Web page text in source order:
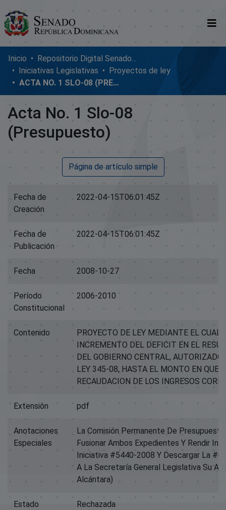
Comunidades
Glosario
Nosotros
Inicio
Repositorio Digital SenadoRD
Iniciativas Legislativas
Proyectos de ley
ACTA NO. 1 SLO-08 (PRESUPUESTO)
Acta No. 1 Slo-08
(Presupuesto)
Página de artículo simple
Fecha de
Creación
2022-04-15T06:01:45Z
Fecha de
Publicación
2022-04-15T06:01:45Z
Fecha 2008-10-27
Período
Constitucional
2006-2010
Contenido
PROYECTO DE LEY MEDIANTE EL CUAL
INCREMENTO DEL DEFICIT EN EL
DEL GOBIERNO CENTRAL,
LEY 345-08, HASTA EL MONTO EN QUE
RECAUDACION DE LOS INGRESOS
Extensión pdf
Anotaciones
Especiales
La Comisión Permanente De
Fusionar Ambos Expedientes Y Rendir
Iniciativa #5440-2008 Y Descargar La
A La Secretaría General Legislativa Su
Alcántara)
Estado Rechazada